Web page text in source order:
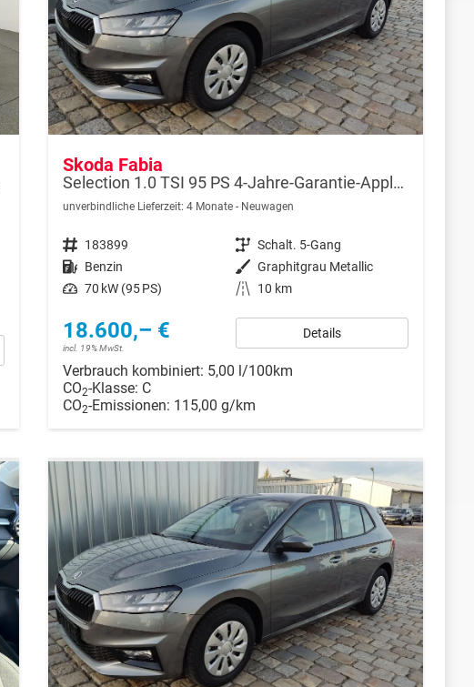
Skoda Fabia
Selection 1.0 TSI 95 PS 4-Jahre-Garantie-AppleCarPlay-AndroidAuto-LED-PDC-Sitzheizung-DAB-Klima
unverbindliche Lieferzeit: 4 Monate Neuwagen
Fahrzeugnr. 183899 Getriebe Schalt. 5-Gang
Kraftstoff Benzin Außenfarbe Graphitgrau Metallic
Leistung 70 kW (95 PS) Kilometerstand 10 km
18.600,– €
incl. 19% MwSt.
Details
Verbrauch kombiniert: 5,00 l/100km
CO2-Klasse: C
CO2-Emissionen: 115,00 g/km